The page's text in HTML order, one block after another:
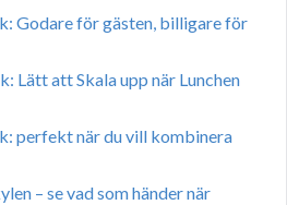
Godare för gästen, billigare för
Lätt att Skala upp när Lunchen
perfekt när du vill kombinera
– se vad som händer när